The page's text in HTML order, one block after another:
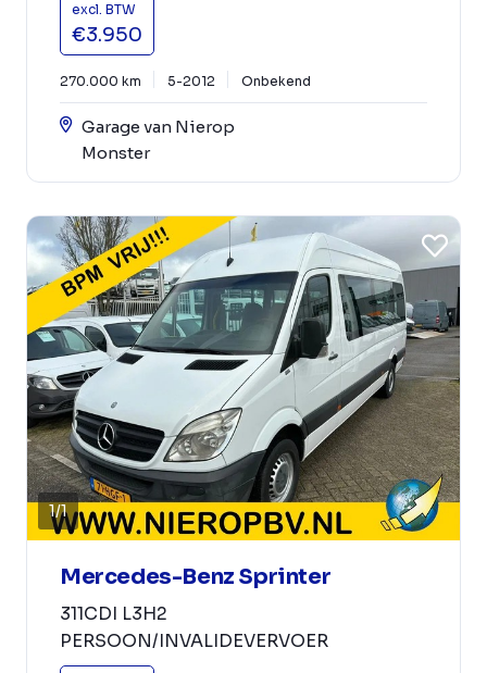
excl. BTW
€3.950
270.000 km 5-2012 Onbekend
Garage van Nierop
Monster
1/1
Mercedes-Benz Sprinter
311CDI L3H2
PERSOON/INVALIDEVERVOER